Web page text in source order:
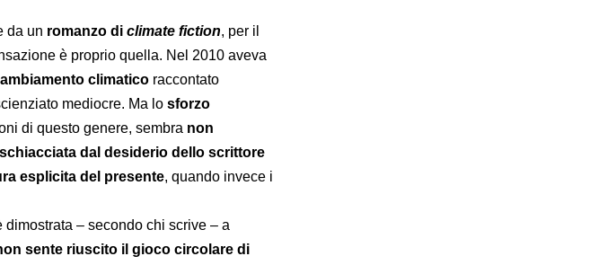
da un romanzo di climate fiction, per il
è proprio quella. Nel 2010 aveva
climatico raccontato
mediocre. Ma lo sforzo
di questo genere, sembra non
dal desiderio dello scrittore
esplicita del presente, quando invece i
dimostrata – secondo chi scrive – a
sente riuscito il gioco circolare di